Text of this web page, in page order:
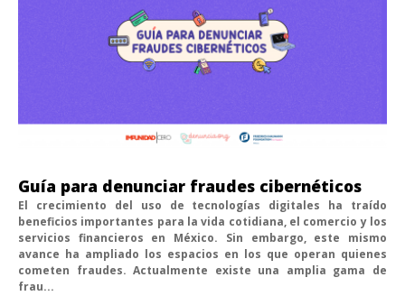
Guía para denunciar fraudes cibernéticos
El crecimiento del uso de tecnologías digitales ha traído
beneficios importantes para la vida cotidiana, el comercio y los
servicios financieros en México. Sin embargo, este mismo
avance ha ampliado los espacios en los que operan quienes
cometen fraudes. Actualmente existe una amplia gama de
frau...